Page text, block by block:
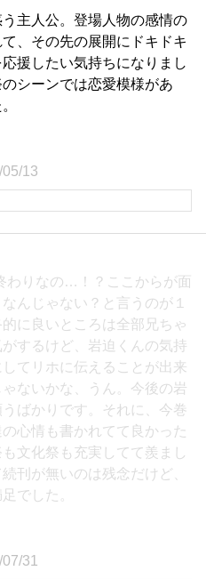
主人公。登場人物の感情の
、その先の展開にドキドキ
援したい気持ちになりまし
シーンでは恋愛模様があ
13
わりなの…！？ここからが面
んじゃない？と言うのが１
に良いところは全部兄ちゃ
するけど、岩迫くんの気持
てリホに伝えることが出来
ないかな、うん。今後の岩
ばかりです。それに、今巻
心情も書かれてて良かった
文化祭も充実してて羨まし
刊が無いのは残念だけど、
でした。
31